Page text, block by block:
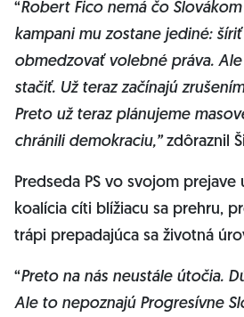
“Robert Fico nemá čo
kampani mu zostane jediné:
obmedzovať volebné práva.
stačiť. Už teraz začínajú
Preto už teraz plánujeme
chránili demokraciu,”zdôraznil
Predseda PS vo svojom
koalícia cíti blížiacu sa prehru,
trápi prepadajúca sa životná
“Preto na nás neustále útočia.
Ale to nepoznajú Progresívne